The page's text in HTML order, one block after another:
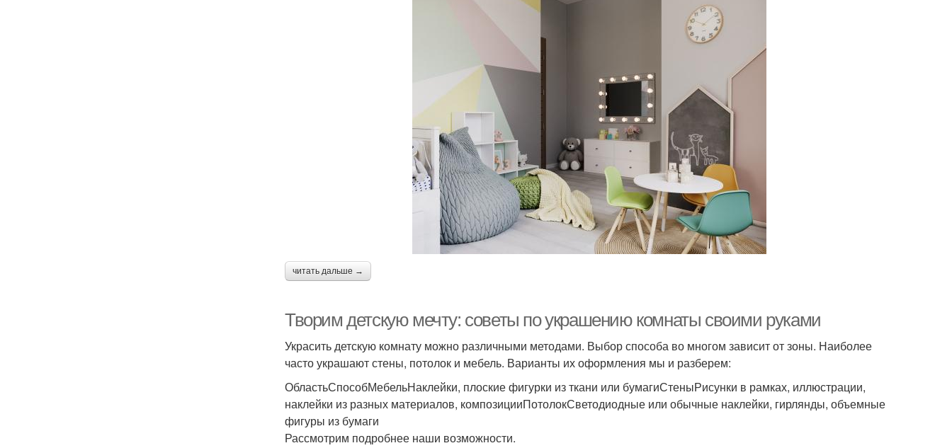
читать дальше →
Творим детскую мечту: советы по украшению комнаты своими руками
Украсить детскую комнату можно различными методами. Выбор способа во многом зависит от зоны. Наиболее
часто украшают стены, потолок и мебель. Варианты их оформления мы и разберем:
ОбластьСпособМебельНаклейки, плоские фигурки из ткани или бумагиСтеныРисунки в рамках, иллюстрации,
наклейки из разных материалов, композицииПотолокСветодиодные или обычные наклейки, гирлянды, объемные
фигуры из бумаги
Рассмотрим подробнее наши возможности.